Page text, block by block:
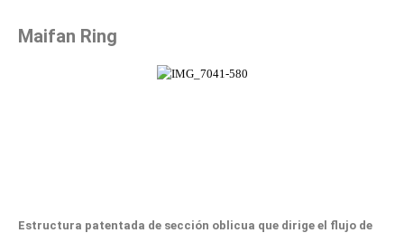
Maifan Ring
Estructura patentada de sección oblicua que dirige el flujo de